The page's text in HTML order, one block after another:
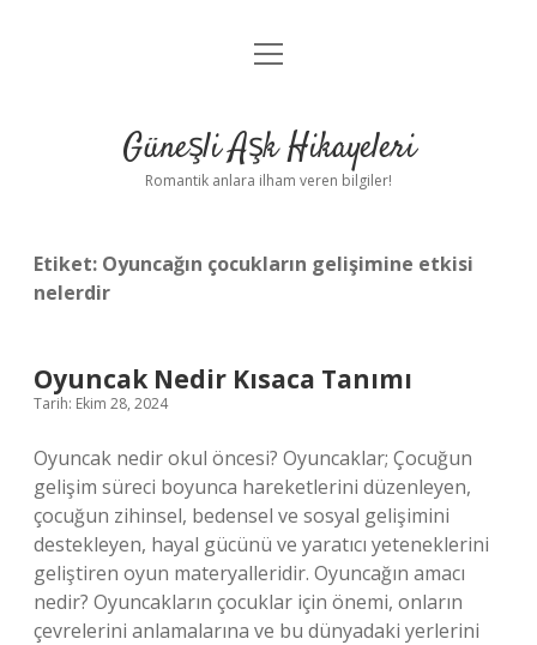
Anasayfa
Yasal Uyarı
menüyü
Güneşli Aşk Hikayeleri
Romantik anlara ilham veren bilgiler!
Etiket: Oyuncağın çocukların gelişimine etkisi
nelerdir
Oyuncak Nedir Kısaca Tanımı
Tarih: Ekim 28, 2024
Oyuncak nedir okul öncesi? Oyuncaklar; Çocuğun
gelişim süreci boyunca hareketlerini düzenleyen,
çocuğun zihinsel, bedensel ve sosyal gelişimini
destekleyen, hayal gücünü ve yaratıcı yeteneklerini
geliştiren oyun materyalleridir. Oyuncağın amacı
nedir? Oyuncakların çocuklar için önemi, onların
çevrelerini anlamalarına ve bu dünyadaki yerlerini